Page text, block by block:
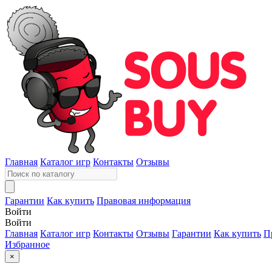
Главная Каталог игр Контакты Отзывы
Гарантии Как купить Правовая информация
Войти
Войти
Главная Каталог игр Контакты Отзывы Гарантии Как купить
Избранное
×